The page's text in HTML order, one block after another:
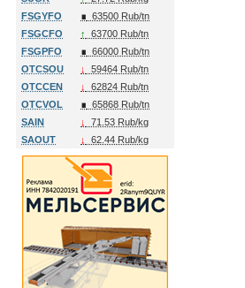
FSGYFO
∎ 63500 Rub/tn
FSGCFO
↑
63700 Rub/tn
FSGPFO
∎ 66000 Rub/tn
OTCSOU
↓
59464 Rub/tn
OTCCEN
↓
62824 Rub/tn
OTCVOL
∎ 65868 Rub/tn
SAIN
↓
71.53 Rub/kg
SAOUT
↓ 62.44 Rub/kg